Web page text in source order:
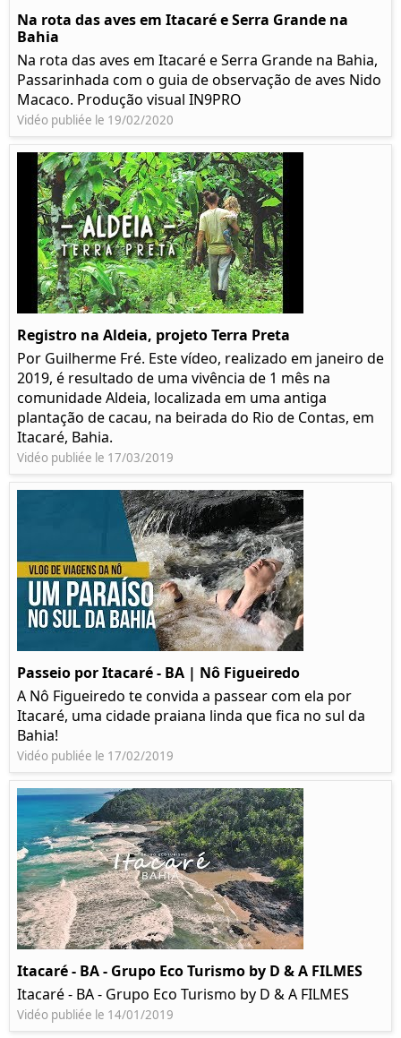
Na rota das aves em Itacaré e Serra Grande na
Bahia
Na rota das aves em Itacaré e Serra Grande na Bahia,
Passarinhada com o guia de observação de aves Nido
Macaco. Produção visual IN9PRO
Vidéo publiée le 19/02/2020
Registro na Aldeia, projeto Terra Preta
Por Guilherme Fré. Este vídeo, realizado em janeiro de
2019, é resultado de uma vivência de 1 mês na
comunidade Aldeia, localizada em uma antiga
plantação de cacau, na beirada do Rio de Contas, em
Itacaré, Bahia.
Vidéo publiée le 17/03/2019
Passeio por Itacaré - BA | Nô Figueiredo
A Nô Figueiredo te convida a passear com ela por
Itacaré, uma cidade praiana linda que fica no sul da
Bahia!
Vidéo publiée le 17/02/2019
Itacaré - BA - Grupo Eco Turismo by D & A FILMES
Itacaré - BA - Grupo Eco Turismo by D & A FILMES
Vidéo publiée le 14/01/2019